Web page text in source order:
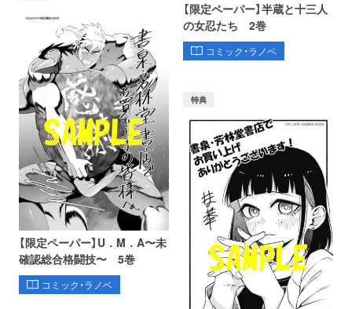
【限定ペーパー】半蔵と十三人
の女忍たち 2巻
コミック・ラノベ
【限定ペーパー】U．M．A〜未
確認総合格闘技〜 5巻
コミック・ラノベ
特典